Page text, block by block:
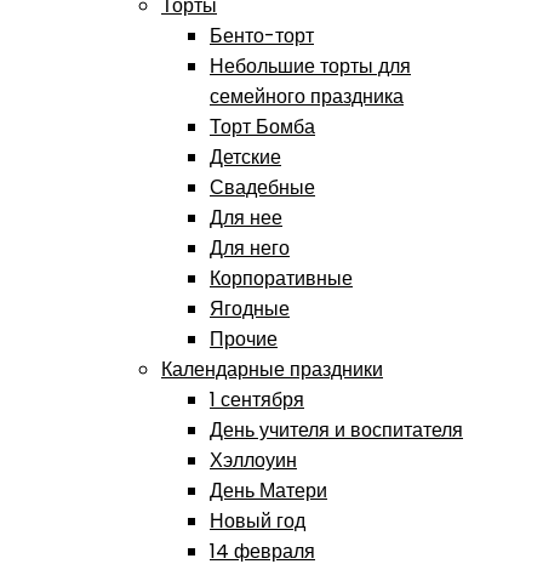
Торты
Бенто-торт
Небольшие торты для
семейного праздника
Торт Бомба
Детские
Свадебные
Для нее
Для него
Корпоративные
Ягодные
Прочие
Календарные праздники
1 сентября
День учителя и воспитателя
Хэллоуин
День Матери
Новый год
14 февраля